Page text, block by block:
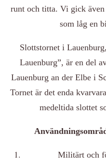
runt och titta. Vi gick
som låg en
Slottstornet i
Lauenburg”, är en del
Lauenburg an der Elbe i
Tornet är det enda
medeltida slottet
Militärt och